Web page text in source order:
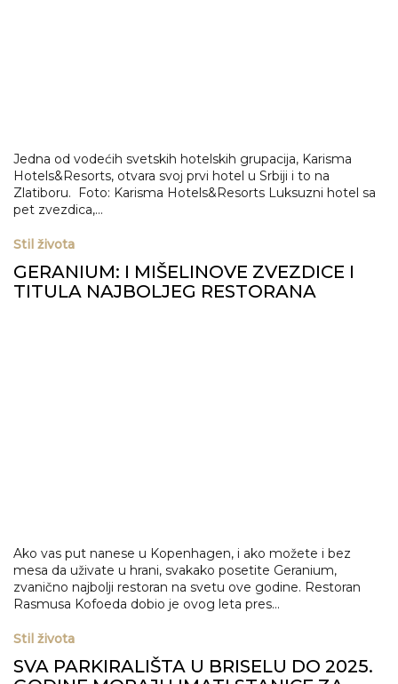
Jedna od vodećih svetskih hotelskih grupacija, Karisma
Hotels&Resorts, otvara svoj prvi hotel u Srbiji i to na
Zlatiboru. Foto: Karisma Hotels&Resorts Luksuzni hotel sa
pet zvezdica,...
Stil života
GERANIUM: I MIŠELINOVE ZVEZDICE I
TITULA NAJBOLJEG RESTORANA
Ako vas put nanese u Kopenhagen, i ako možete i bez
mesa da uživate u hrani, svakako posetite Geranium,
zvanično najbolji restoran na svetu ove godine. Restoran
Rasmusa Kofoeda dobio je ovog leta pres...
Stil života
SVA PARKIRALIŠTA U BRISELU DO 2025.